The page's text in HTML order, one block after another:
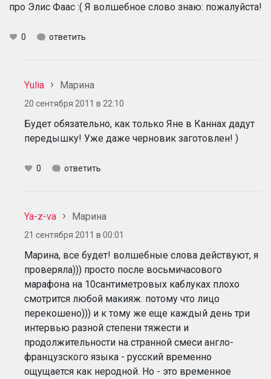
про Элис Фаас :( Я волшебное слово знаю: пожалуйста!
0 ответить
Yulia Марина
20 сентября 2011 в 22:10
Будет обязательно, как только Яне в Каннах дадут
передышку! Уже даже черновик заготовлен! )
0 ответить
Ya-z-va Марина
21 сентября 2011 в 00:01
Марина, все будет! волшебные слова действуют, я
проверяла))) просто после восьмичасового
марафона на 10сантиметровых каблуках плохо
смотрится любой макияж. потому что лицо
перекошено))) и к тому же еще каждый день три
интервью разной степени тяжести и
продолжительности на странной смеси англо-
французского языка - русский временно
ощущается как неродной. Но - это временное